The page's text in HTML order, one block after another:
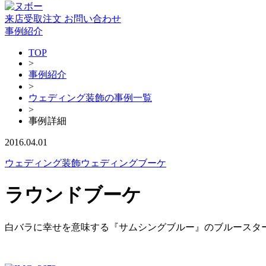
来店受取注文 お問い合わせ
事例紹介
TOP
>
事例紹介
>
ウェディング装飾の事例一覧
>
事例詳細
2016.04.01
ウェディング装飾ウェディングブーケ
ラウンドブーケ
白バラに幸せを意味する『サムシングブルー』のブルースタ